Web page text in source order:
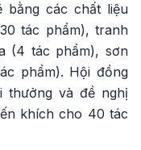
các chất liệu
tác phẩm), tranh
(4 tác phẩm), sơn
phẩm). Hội đồng
thưởng và đề nghị
khích cho 40 tác